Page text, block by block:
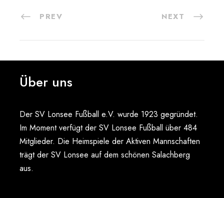
PREV NEXT
Über uns
Der SV Lonsee Fußball e.V. wurde 1923 gegründet.
Im Moment verfügt der SV Lonsee Fußball über 484
Mitglieder. Die Heimspiele der Aktiven Mannschaften
trägt der SV Lonsee auf dem schönen Salachberg
aus.